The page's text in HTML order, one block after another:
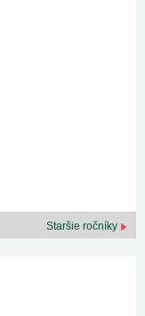
Staršie ročníky